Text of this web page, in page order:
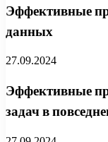
Эффективные
данных
27.09.2024
Эффективные
задач в